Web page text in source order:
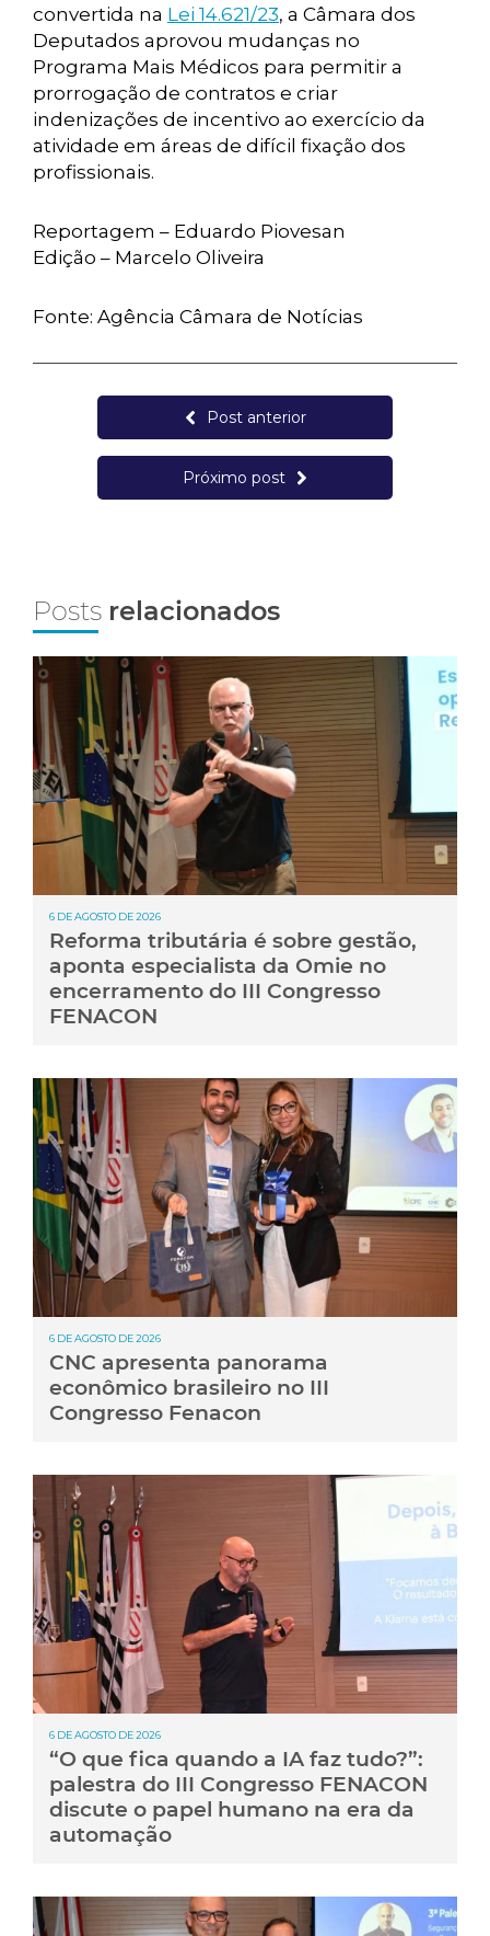
convertida na Lei 14.621/23, a Câmara dos
Deputados aprovou mudanças no
Programa Mais Médicos para permitir a
prorrogação de contratos e criar
indenizações de incentivo ao exercício da
atividade em áreas de difícil fixação dos
profissionais.
Reportagem – Eduardo Piovesan
Edição – Marcelo Oliveira
Fonte: Agência Câmara de Notícias
Post anterior
Próximo post
Posts relacionados
6 DE AGOSTO DE 2026
Reforma tributária é sobre gestão,
aponta especialista da Omie no
encerramento do III Congresso
FENACON
6 DE AGOSTO DE 2026
CNC apresenta panorama
econômico brasileiro no III
Congresso Fenacon
6 DE AGOSTO DE 2026
“O que fica quando a IA faz tudo?”:
palestra do III Congresso FENACON
discute o papel humano na era da
automação